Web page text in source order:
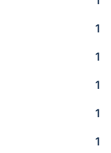
1
1
1
1
1